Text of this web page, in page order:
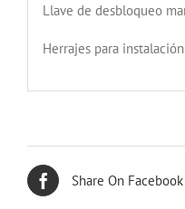
Llave de desbloqueo
Herrajes para
Share On Facebook